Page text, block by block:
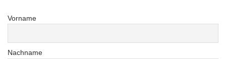
Vorname
Nachname